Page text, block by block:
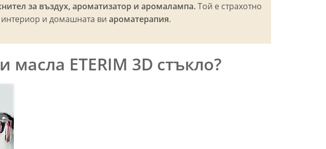
за въздух, ароматизатор и аромалампа.Той е страхотно
и домашната ви ароматерапия.
ETERIM 3D стъкло?